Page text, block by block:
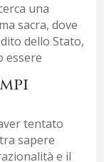
una
sacra, dove
dello Stato,
essere
tentato
sapere
e il